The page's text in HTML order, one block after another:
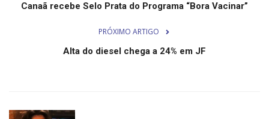
Canaã recebe Selo Prata do Programa “Bora Vacinar”
PRÓXIMO ARTIGO
Alta do diesel chega a 24% em JF